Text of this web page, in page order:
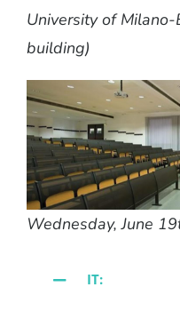
University of
building)
Wednesday, June
IT: